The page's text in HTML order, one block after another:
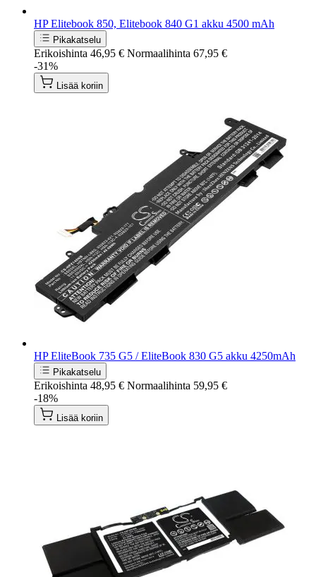
HP Elitebook 850, Elitebook 840 G1 akku 4500 mAh
Pikakatselu
Erikoishinta 46,95 € Normaalihinta 67,95 €
-31%
Lisää koriin
HP EliteBook 735 G5 / EliteBook 830 G5 akku 4250mAh
Pikakatselu
Erikoishinta 48,95 € Normaalihinta 59,95 €
-18%
Lisää koriin